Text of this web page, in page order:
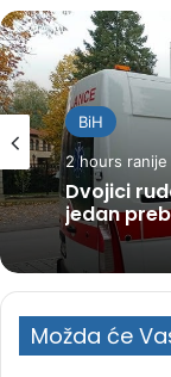
BiH
2 hours ranije
Dvojici
jedan
Možda će